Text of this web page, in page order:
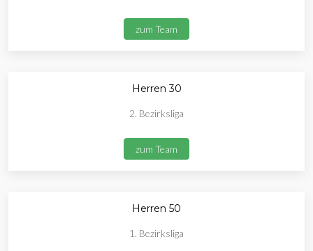
zum Team
Herren 30
2. Bezirksliga
zum Team
Herren 50
1. Bezirksliga